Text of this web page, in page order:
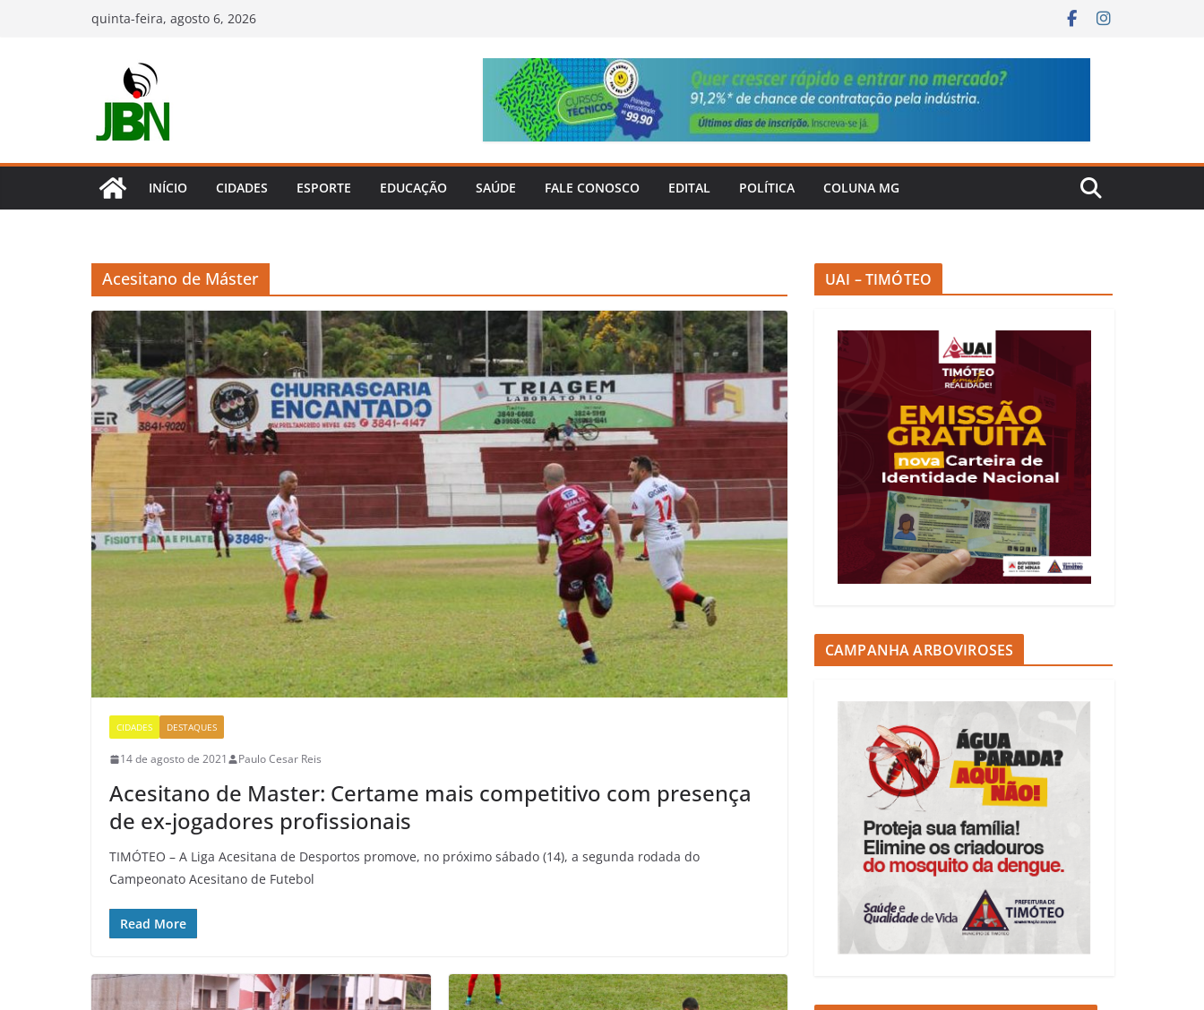
quinta-feira, agosto 6, 2026
INÍCIO CIDADES ESPORTE EDUCAÇÃO SAÚDE FALE CONOSCO EDITAL POLÍTICA COLUNA MG
Acesitano de Máster
CIDADES DESTAQUES
14 de agosto de 2021 Paulo Cesar Reis
Acesitano de Master: Certame mais competitivo com presença
de ex-jogadores profissionais
TIMÓTEO – A Liga Acesitana de Desportos promove, no próximo sábado (14), a segunda rodada do
Campeonato Acesitano de Futebol
Read More
UAI – TIMÓTEO
CAMPANHA ARBOVIROSES